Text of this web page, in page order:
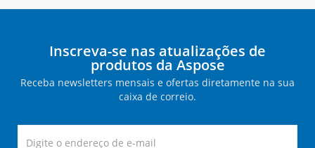
Inscreva-se nas atualizações de
produtos da Aspose
Receba newsletters mensais e ofertas diretamente na sua
caixa de correio.